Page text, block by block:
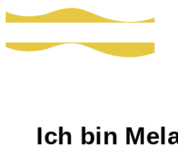
Ich bin